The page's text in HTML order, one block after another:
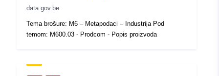
Kataloški
registar:
Dodano u data.europa.eu:
2025
data.gov.be
Tema brošure: M6 – Metapodaci – Industrija Pod
temom: M600.03 - Prodcom - Popis proizvoda